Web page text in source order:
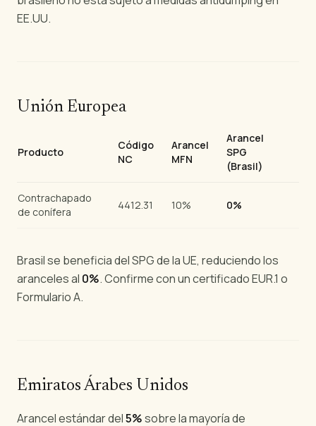
EE.UU.
Unión Europea
Producto
Código
NC
Arancel
MFN
Arancel
SPG
(Brasil)
Contrachapado
de conífera
4412.31 10% 0%
Brasil se beneficia del SPG de la UE, reduciendo los
aranceles al 0%. Confirme con un certificado EUR.1 o
Formulario A.
Emiratos Árabes Unidos
Arancel estándar del5%sobre la mayoría de